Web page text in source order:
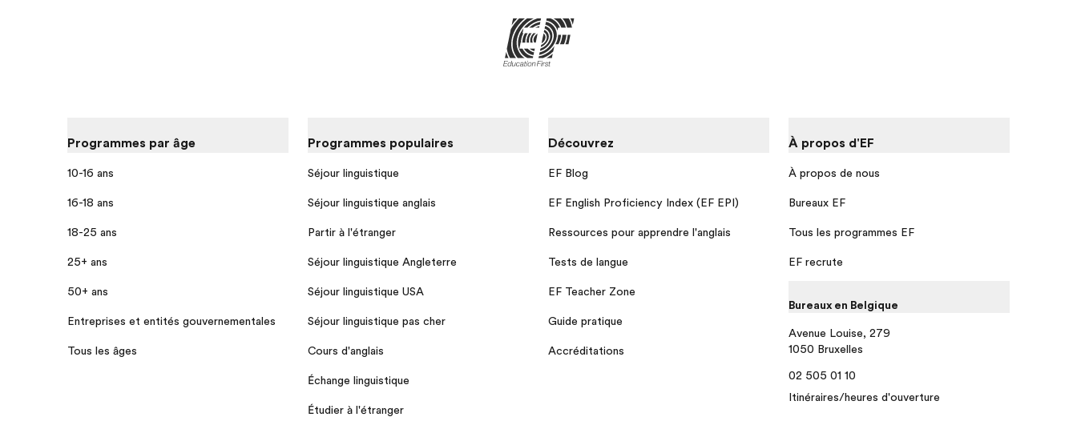
Programmes par âge
10-16 ans
16-18 ans
18-25 ans
25+ ans
50+ ans
Entreprises et entités gouvernementales
Tous les âges
Programmes populaires
Séjour linguistique
Séjour linguistique anglais
Partir à l'étranger
Séjour linguistique Angleterre
Séjour linguistique USA
Séjour linguistique pas cher
Cours d'anglais
Échange linguistique
Étudier à l'étranger
Découvrez
EF Blog
EF English Proficiency Index (EF EPI)
Ressources pour apprendre l'anglais
Tests de langue
EF Teacher Zone
Guide pratique
Accréditations
À propos d'EF
À propos de nous
Bureaux EF
Tous les programmes EF
EF recrute
Bureaux en Belgique
Avenue Louise, 279
1050 Bruxelles
02 505 01 10
Itinéraires/heures d'ouverture